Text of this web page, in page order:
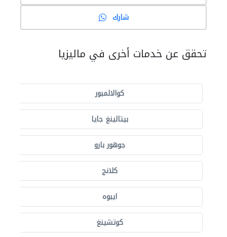
شارك
تحقق عن خدمات أخرى في ماليزيا
كوالالمبور
بيتالينغ جايا
جوهور بارو
كلانج
ايبوه
كوتشينغ